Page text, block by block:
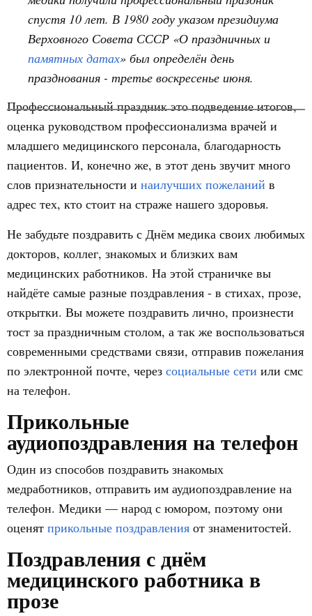
спустя 10 лет. В 1980 году указом президиума
Верховного Совета СССР «О праздничных и
памятных датах» был определён день
празднования - третье воскресенье июня.
Профессиональный праздник это подведение итогов,
оценка руководством профессионализма врачей и
младшего медицинского персонала, благодарность
пациентов. И, конечно же, в этот день звучит много
слов признательности и наилучших пожеланий в
адрес тех, кто стоит на страже нашего здоровья.
Не забудьте поздравить с Днём медика своих любимых
докторов, коллег, знакомых и близких вам
медицинских работников. На этой страничке вы
найдёте самые разные поздравления - в стихах, прозе,
открытки. Вы можете поздравить лично, произнести
тост за праздничным столом, а так же воспользоваться
современными средствами связи, отправив пожелания
по электронной почте, через социальные сети или смс
на телефон.
Прикольные
аудиопоздравления на телефон
Один из способов поздравить знакомых
медработников, отправить им аудиопоздравление на
телефон. Медики — народ с юмором, поэтому они
оценят прикольные поздравления от знаменитостей.
Поздравления с днём
медицинского работника в
прозе